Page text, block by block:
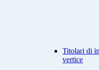
Titolari di
vertice